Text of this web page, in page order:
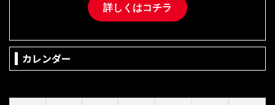
詳しくはコチラ
カレンダー